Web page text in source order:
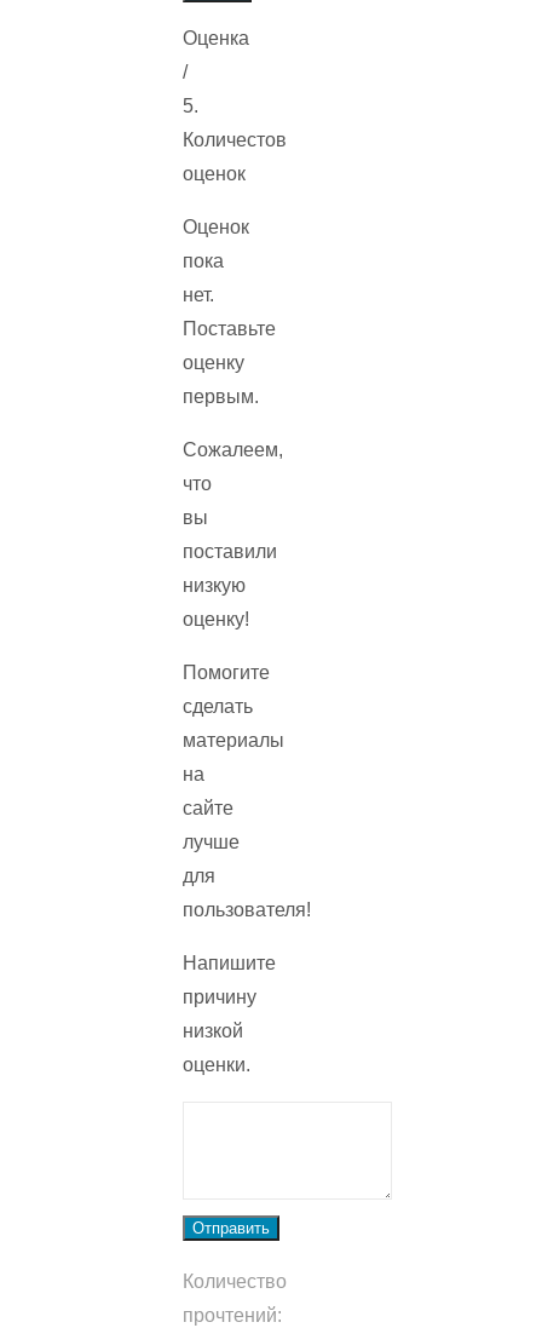
Оценка
/
5.
Количестов
оценок
Оценок
пока
нет.
Поставьте
оценку
первым.
Сожалеем,
что
вы
поставили
низкую
оценку!
Помогите
сделать
материалы
на
сайте
лучше
для
пользователя!
Напишите
причину
низкой
оценки.
Отправить
Количество
прочтений: